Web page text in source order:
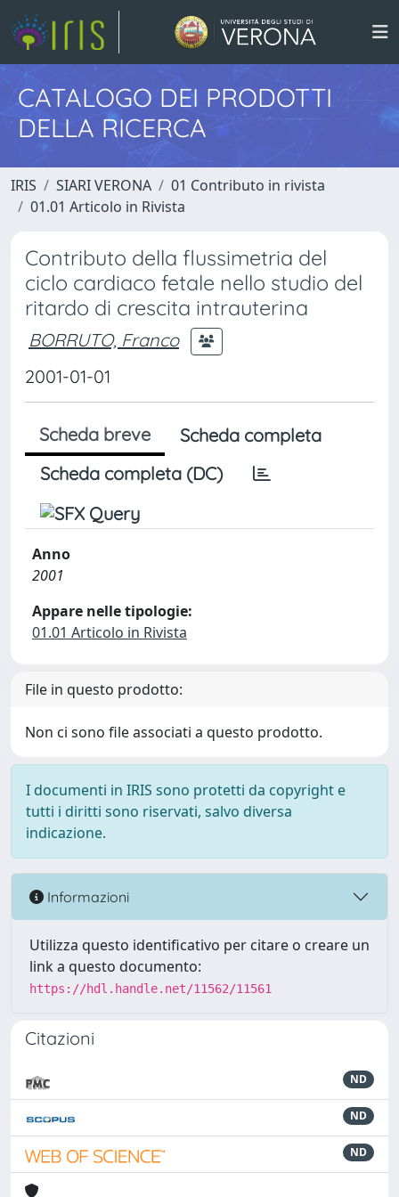
CATALOGO DEI PRODOTTI
DELLA RICERCA
IRIS SIARI VERONA
01 Contributo in rivista
01.01 Articolo in Rivista
Contributo della flussimetria del
ciclo cardiaco fetale nello studio del
ritardo di crescita intrauterina
BORRUTO, Franco
2001-01-01
Scheda breve
Scheda completa
Scheda completa (DC)
Anno
2001
Appare nelle tipologie:
01.01 Articolo in Rivista
File in questo prodotto:
Non ci sono file associati a questo prodotto.
I documenti in IRIS sono protetti da copyright e
tutti i diritti sono riservati, salvo diversa
indicazione.
Informazioni
Utilizza questo identificativo per citare o creare un
link a questo documento:
https://hdl.handle.net/11562/11561
Citazioni
ND
ND
ND